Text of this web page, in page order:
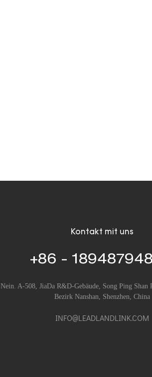
Kontakt mit uns
+86 -
Nein. A-508, JiaDa R&D-Gebäude, Song Ping
Bezirk Nanshan, Shenzhen, China
INFO@LEADLANDLINK.COM